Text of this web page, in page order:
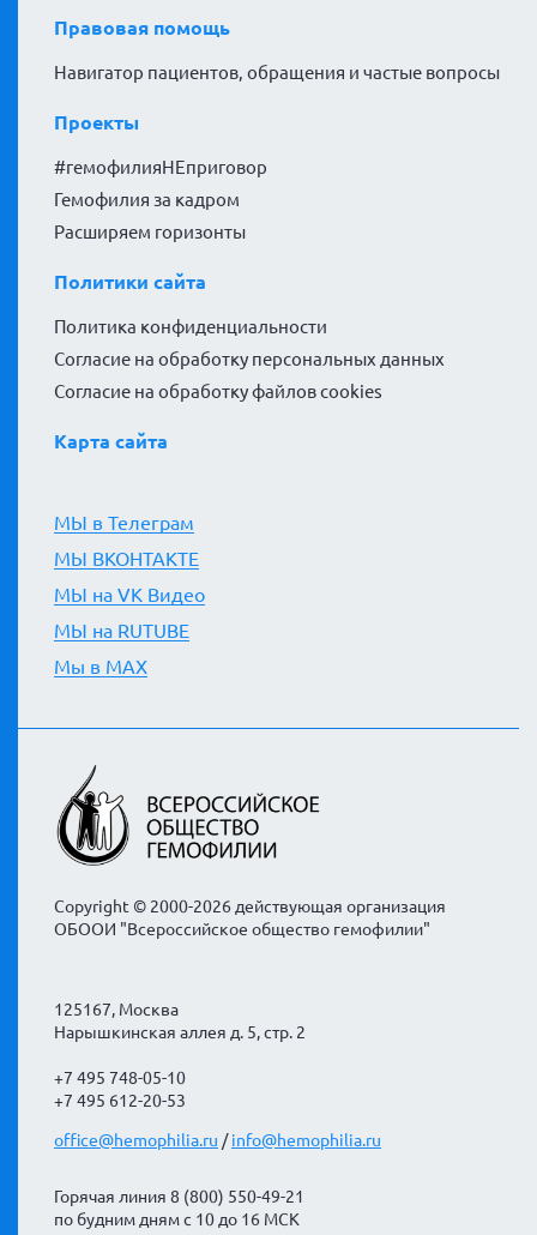
Правовая помощь
Навигатор пациентов, обращения и частые вопросы
Проекты
#гемофилияНЕприговор
Гемофилия за кадром
Расширяем горизонты
Политики сайта
Политика конфиденциальности
Согласие на обработку персональных данных
Согласие на обработку файлов cookies
Карта сайта
МЫ в Телеграм
МЫ ВКОНТАКТЕ
МЫ на VK Видео
МЫ на RUTUBE
Мы в MAX
Copyright © 2000-2026 действующая организация
ОБООИ "Всероссийское общество гемофилии"
125167, Москва
Нарышкинская аллея д. 5, стр. 2
+7 495 748-05-10
+7 495 612-20-53
office@hemophilia.ru /info@hemophilia.ru
Горячая линия 8 (800) 550-49-21
по будним дням с 10 до 16 МСК